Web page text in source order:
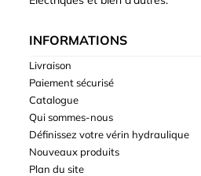
INFORMATIONS
Livraison
Paiement sécurisé
Catalogue
Qui sommes-nous
Définissez votre vérin hydraulique
Nouveaux produits
Plan du site